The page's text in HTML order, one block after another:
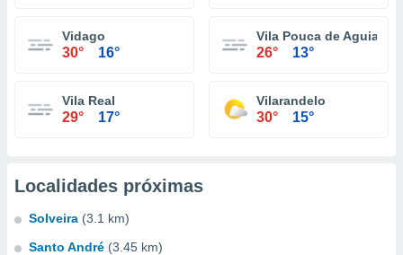
Vidago
30° 16°
Vila Pouca de Aguiar
26° 13°
Vila Real
29° 17°
Vilarandelo
30° 15°
Localidades próximas
Solveira (3.1 km)
Santo André (3.45 km)